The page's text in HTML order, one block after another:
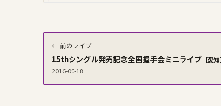
← 前のライブ
15thシングル発売記念全国握手会ミニライブ ［愛
2016-09-18